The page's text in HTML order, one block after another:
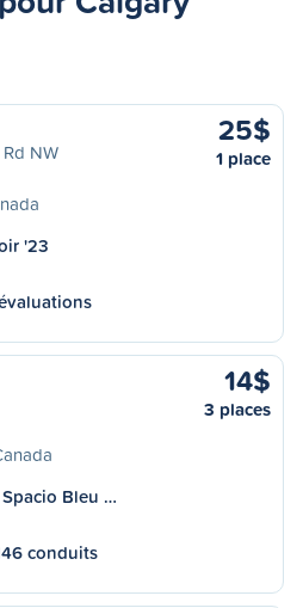
NW
25$
1 place
'23
14$
3 places
Bleu …
conduits